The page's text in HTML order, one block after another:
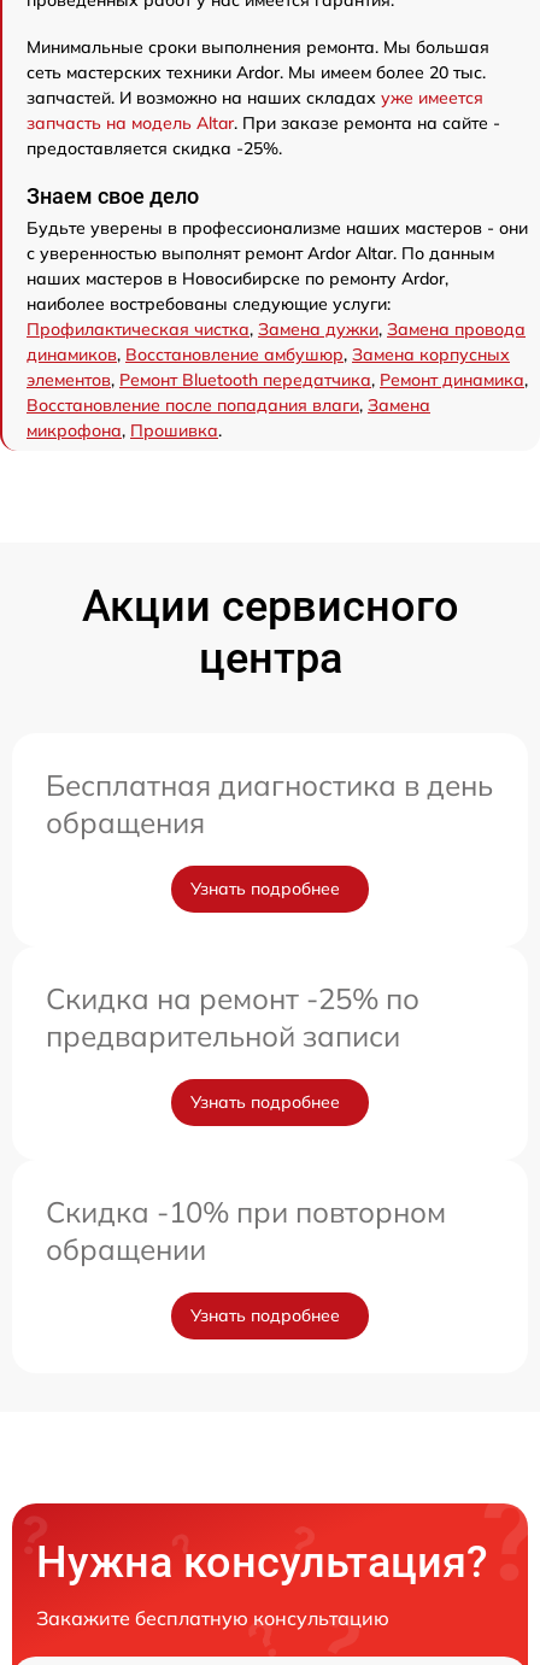
Минимальные сроки выполнения ремонта. Мы большая
сеть мастерских техники Ardor. Мы имеем более 20 тыс.
запчастей. И возможно на наших складах уже имеется
запчасть на модель Аltar. При заказе ремонта на сайте -
предоставляется скидка -25%.
Знаем свое дело
Будьте уверены в профессионализме наших мастеров - они
с уверенностью выполнят ремонт Ardor Аltar. По данным
наших мастеров в Новосибирске по ремонту Ardor,
наиболее востребованы следующие услуги:
Профилактическая чистка, Замена дужки, Замена провода
динамиков, Восстановление амбушюр, Замена корпусных
элементов, Ремонт Bluetooth передатчика, Ремонт динамика,
Восстановление после попадания влаги, Замена
микрофона, Прошивка.
Акции сервисного
центра
Бесплатная диагностика в день
обращения
Узнать подробнее
Скидка на ремонт -25% по
предварительной записи
Узнать подробнее
Скидка -10% при повторном
обращении
Узнать подробнее
Нужна консультация?
Закажите бесплатную консультацию